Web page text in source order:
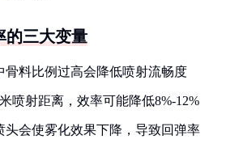
的三大变量
骨料比例过高会降低喷射流畅度
喷射距离，效率可能降低8%-12%
头会使雾化效果下降，导致回弹率